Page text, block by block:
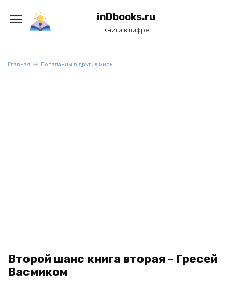
содержанию
inDbooks.ru
Книги в цифре
Главная Попаданцы в другие миры
Второй шанс книга вторая - Гресей
Васмиком